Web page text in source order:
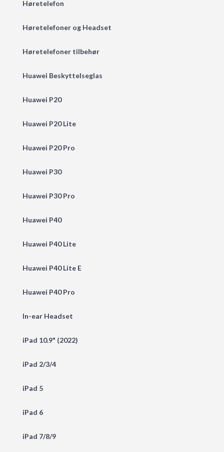
Høretelefon
Høretelefoner og Headset
Høretelefoner tilbehør
Huawei Beskyttelseglas
Huawei P20
Huawei P20 Lite
Huawei P20 Pro
Huawei P30
Huawei P30 Pro
Huawei P40
Huawei P40 Lite
Huawei P40 Lite E
Huawei P40 Pro
In-ear Headset
iPad 10.9" (2022)
iPad 2/3/4
iPad 5
iPad 6
iPad 7/8/9